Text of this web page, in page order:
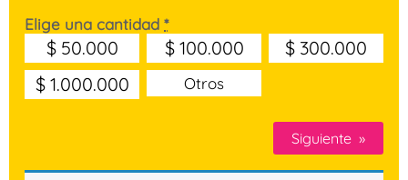
Elige una cantidad *
$50.000 $100.000 $ 300.000
$1.000.000 Otros
»